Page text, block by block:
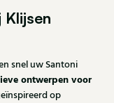
Klijsen
snel uw Santoni
ontwerpen voor
op